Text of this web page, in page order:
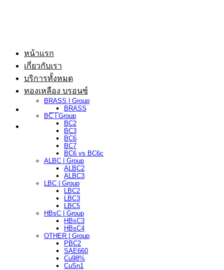
หน้าแรก
เกี่ยวกับเรา
บริการทั้งหมด
ทองเหลือง บรอนซ์
BRASS | Group
BRASS
BC | Group
BC2
BC3
BC6
BC7
BC6 vs BC6c
ALBC | Group
ALBC2
ALBC3
LBC | Group
LBC2
LBC3
LBC5
HBsC | Group
HBsC3
HBsC4
OTHER | Group
PBC2
SAE660
Cu98%
CuSn1